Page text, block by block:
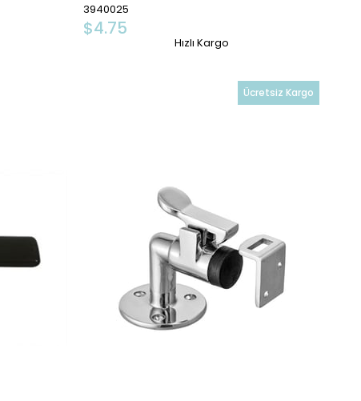
3940025
$4.75
Hızlı Kargo
Ücretsiz Kargo